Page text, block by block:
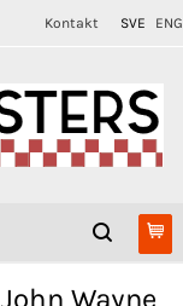
Kontakt SVE ENG
Wayne